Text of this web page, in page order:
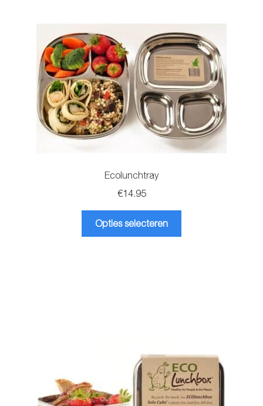
worden
op
de
productpagina
Ecolunchtray
€14.95
Opties selecteren
op
de
productpagina